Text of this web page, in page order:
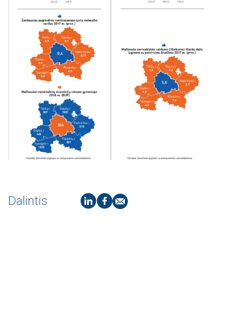
Dalintis